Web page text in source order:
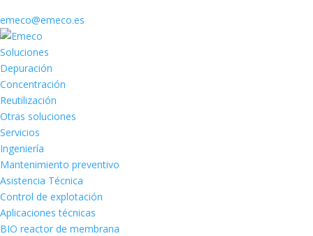
emeco@emeco.es
Soluciones
Depuración
Concentración
Reutilización
Otras soluciones
Servicios
Ingeniería
Mantenimiento preventivo
Asistencia Técnica
Control de explotación
Aplicaciones técnicas
BIO reactor de membrana